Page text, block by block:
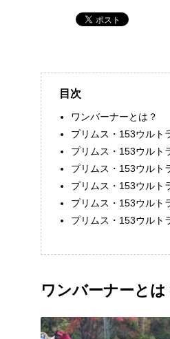
目次
ワンバーナーとは？
プリムス・153ウルト
プリムス・153ウルト
プリムス・153ウルト
プリムス・153ウルト
プリムス・153ウルト
プリムス・153ウルト
ワンバーナーとは